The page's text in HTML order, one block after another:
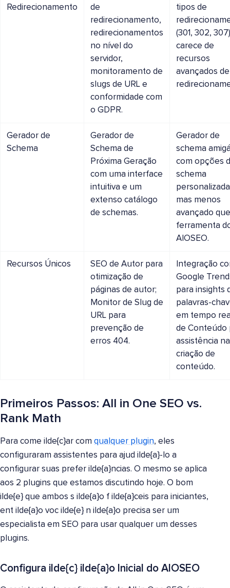
Redirecionamento
de
redirecionamento,
redirecionamentos
no nível do
servidor,
monitoramento de
slugs de URL e
conformidade com
o GDPR.
tipos de
(301, 302,
carece de
recursos
avançados de
Gerador de
Schema
Gerador de
Schema de
Próxima Geração
com uma interface
intuitiva e um
extenso catálogo
de schemas.
Gerador de
schema
com opções
schema
mas menos
avançado
ferramenta
AIOSEO.
Recursos Únicos
SEO de Autor para
otimização de
páginas de autor;
Monitor de Slug de
URL para
prevenção de
erros 404.
Integração
Google
para insights
palavras-
em tempo
de Conteúdo
assistência na
criação de
conteúdo.
Primeiros Passos: All in One SEO vs.
Rank Math
Para come ilde{c}ar com qualquer plugin, eles
configuraram assistentes para ajud ilde{a}-lo a
configurar suas prefer ilde{a}ncias. O mesmo se aplica
aos 2 plugins que estamos discutindo hoje. O bom
ilde{e} que ambos s ilde{a}o f ilde{a}ceis para iniciantes,
ent ilde{a}o voc ilde{e} n ilde{a}o precisa ser um
especialista em SEO para usar qualquer um desses
plugins.
Configura ilde{c} ilde{a}o Inicial do AIOSEO